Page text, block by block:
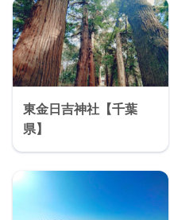
東金日吉神社【千葉
県】